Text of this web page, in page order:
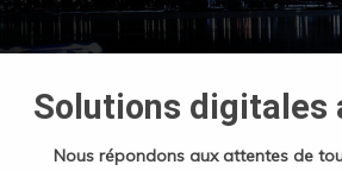
Solutions digitales
Nous répondons aux attentes de